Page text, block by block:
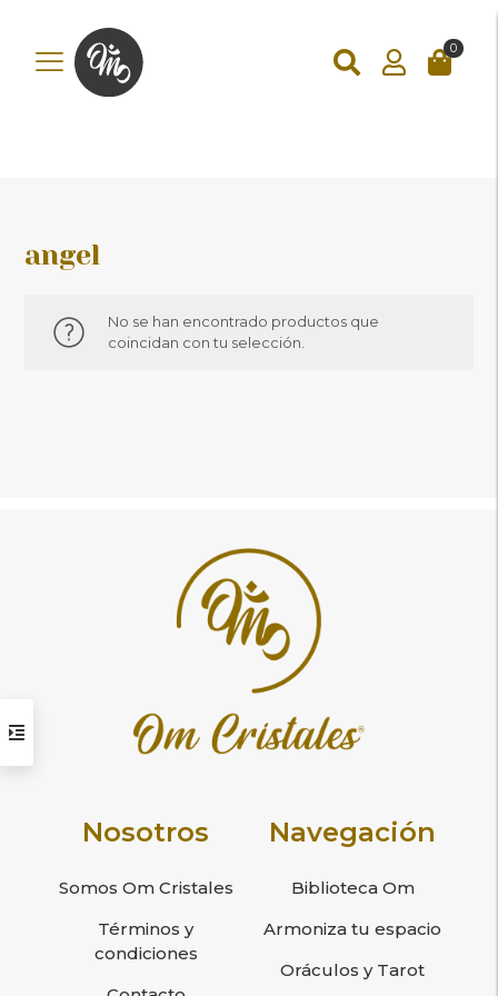
function () { if (!is_checkout()) return; ?>
0
angel
No se han encontrado productos que
coincidan con tu selección.
Nosotros
Somos Om Cristales
Términos y
condiciones
Navegación
Biblioteca Om
Armoniza tu espacio
Oráculos y Tarot